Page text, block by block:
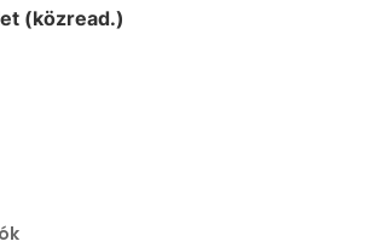
(közread.)